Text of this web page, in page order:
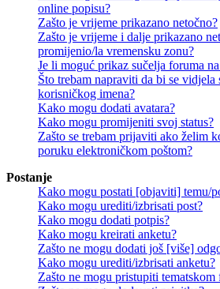
online popisu?
Zašto je vrijeme prikazano netočno?
Zašto je vrijeme i dalje prikazano
promijenio/la vremensku zonu?
Je li moguć prikaz sučelja foruma
Što trebam napraviti da bi se
korisničkog imena?
Kako mogu dodati avatara?
Kako mogu promijeniti svoj status?
Zašto se trebam prijaviti ako želim
poruku elektroničkom poštom?
Postanje
Kako mogu postati [objaviti] temu/
Kako mogu urediti/izbrisati post?
Kako mogu dodati potpis?
Kako mogu kreirati anketu?
Zašto ne mogu dodati još [više]
Kako mogu urediti/izbrisati anketu?
Zašto ne mogu pristupiti tematskom